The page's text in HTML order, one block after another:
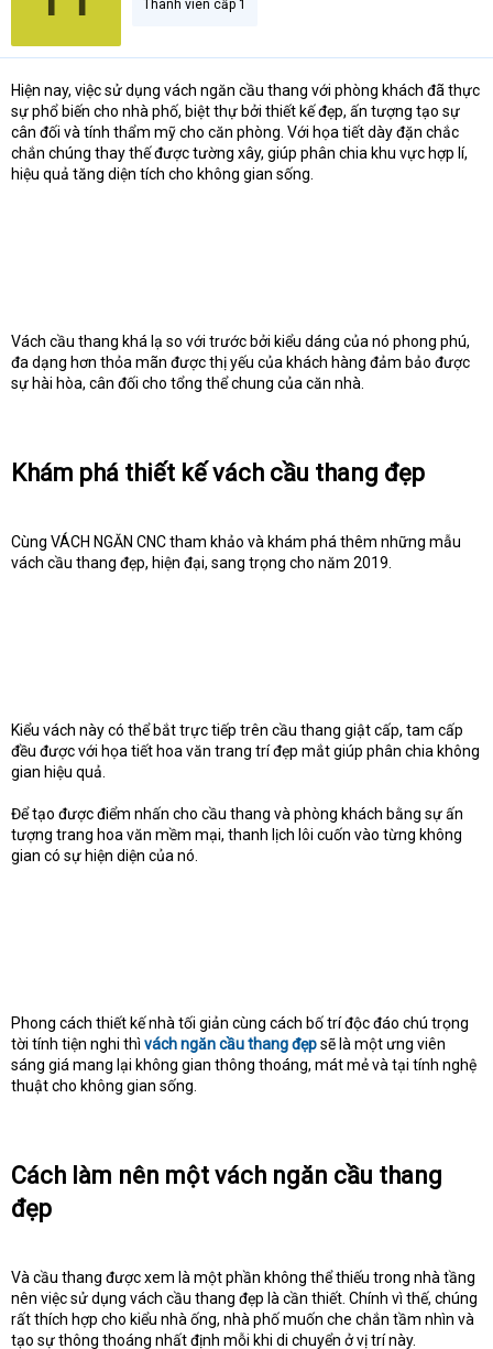
Thành viên cấp 1
Hiện nay, việc sử dụng vách ngăn cầu thang với phòng khách đã thực
sự phổ biến cho nhà phố, biệt thự bởi thiết kế đẹp, ấn tượng tạo sự
cân đối và tính thẩm mỹ cho căn phòng. Với họa tiết dày đặn chắc
chắn chúng thay thế được tường xây, giúp phân chia khu vực hợp lí,
hiệu quả tăng diện tích cho không gian sống.
Vách cầu thang khá lạ so với trước bởi kiểu dáng của nó phong phú,
đa dạng hơn thỏa mãn được thị yếu của khách hàng đảm bảo được
sự hài hòa, cân đối cho tổng thể chung của căn nhà.
Khám phá thiết kế vách cầu thang đẹp
Cùng VÁCH NGĂN CNC tham khảo và khám phá thêm những mẫu
vách cầu thang đẹp, hiện đại, sang trọng cho năm 2019.
Kiểu vách này có thể bắt trực tiếp trên cầu thang giật cấp, tam cấp
đều được với họa tiết hoa văn trang trí đẹp mắt giúp phân chia không
gian hiệu quả.
Để tạo được điểm nhấn cho cầu thang và phòng khách bằng sự ấn
tượng trang hoa văn mềm mại, thanh lịch lôi cuốn vào từng không
gian có sự hiện diện của nó.
Phong cách thiết kế nhà tối giản cùng cách bố trí độc đáo chú trọng
tời tính tiện nghi thì vách ngăn cầu thang đẹpsẽ là một ưng viên
sáng giá mang lại không gian thông thoáng, mát mẻ và tại tính nghệ
thuật cho không gian sống.
Cách làm nên một vách ngăn cầu thang
đẹp
Và cầu thang được xem là một phần không thể thiếu trong nhà tầng
nên việc sử dụng vách cầu thang đẹp là cần thiết. Chính vì thế, chúng
rất thích hợp cho kiểu nhà ống, nhà phố muốn che chắn tầm nhìn và
tạo sự thông thoáng nhất định mỗi khi di chuyển ở vị trí này.